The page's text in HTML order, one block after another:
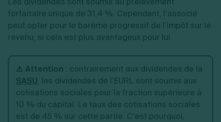
forfaitaire unique de 31,4 %. Cependant, l’associé
peut opter pour le barème progressif de l’impôt sur le
revenu, si cela est plus avantageux pour lui.
⚠️ Attention : contrairement aux dividendes de la
SASU, les dividendes de l’EURL sont soumis aux
cotisations sociales pour la fraction supérieure à
10 % du capital. Le taux des cotisations sociales
est de 45 % sur cette partie. C’est pourquoi,